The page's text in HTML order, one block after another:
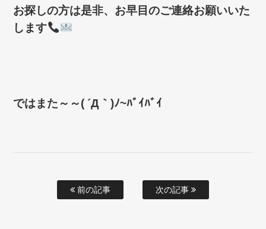
お探しの方は是非、お早目のご連絡お願いいた
します
ではまた～～( ´Д｀)ﾉ~ﾊﾞｲﾊﾞｲ
前の記事 次の記事